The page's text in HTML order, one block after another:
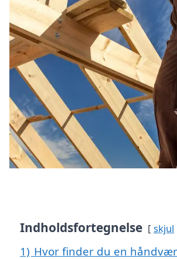
Indholdsfortegnelse skjul
1) Hvor finder du en